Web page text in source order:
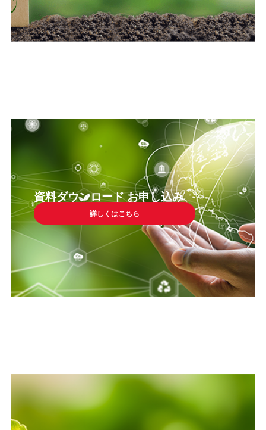
資料ダウンロード お申し込み
詳しくはこちら